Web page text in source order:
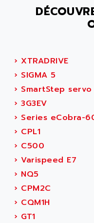
SMC 25 et
SMC25 et
PB80
PB400
WS SERIES
PB200
TSX COMPACT
984 SERIE
SIMODRIVE
TSX21
C350
15N
PB15
AC
ACCES
ACCESS
ACCROSSER
ACCU
ACCUCELL
ACCU-SORT
ACCUTRONICS
ACDC
ACEDIS
ACER
ACERIME
› XTRADRIVE
› SIGMA 5
› SmartStep
› 3G3EV
› Series eCobra-
› CPL1
› C500
› Varispeed E7
› NQ5
› CPM2C
› CQM1H
› GT1